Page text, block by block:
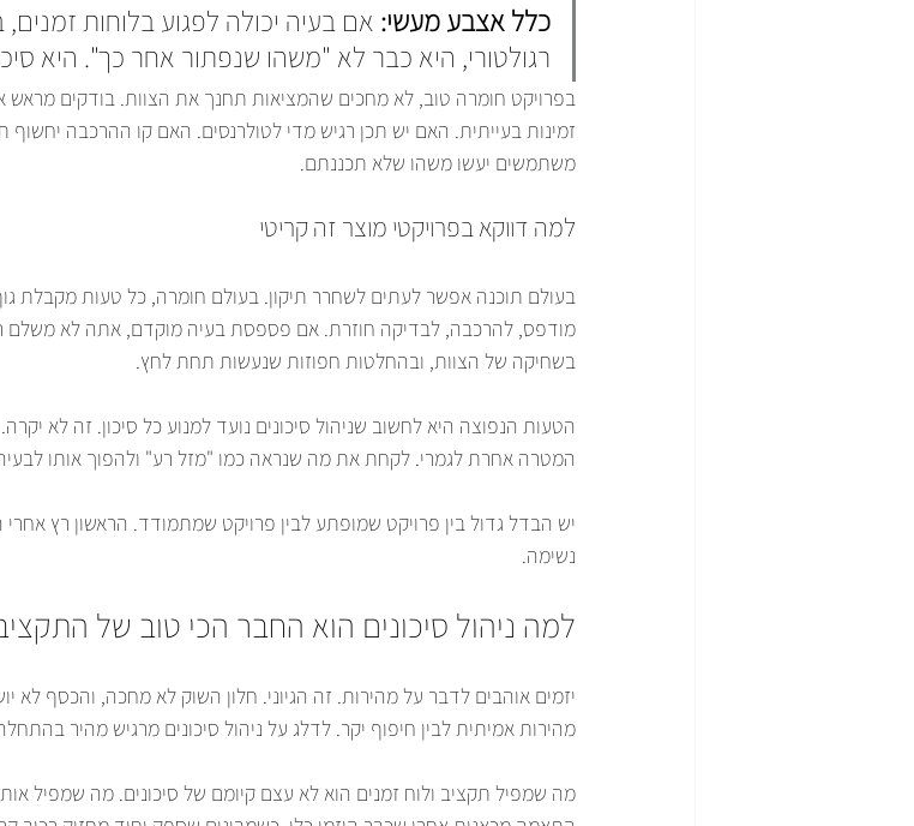
כלל אצבע מעשי: אם בעיה יכולה לפגוע בלוחות
רגולטורי, היא כבר לא "משהו שנפתור אחר כך". היא
בפרויקט חומרה טוב, לא מחכים שהמציאות תחנך את הצוות. בודקים מראש
זמינות בעייתית. האם יש תכן רגיש מדי לטולרנסים. האם קו ההרכבה יחשוף
משתמשים יעשו משהו שלא תכננתם.
למה דווקא בפרויקטי מוצר זה קריטי
בעולם תוכנה אפשר לעתים לשחרר תיקון. בעולם חומרה, כל טעות מקבלת
מודפס, להרכבה, לבדיקה חוזרת. אם פספסת בעיה מוקדם, אתה לא
בשחיקה של הצוות, ובהחלטות חפוזות שנעשות תחת לחץ.
הטעות הנפוצה היא לחשוב שניהול סיכונים נועד למנוע כל סיכון. זה לא
המטרה אחרת לגמרי. לקחת את מה שנראה כמו "מזל רע" ולהפוך אותו
יש הבדל גדול בין פרויקט שמופתע לבין פרויקט שמתמודד. הראשון רץ
נשימה.
למה ניהול סיכונים הוא החבר הכי טוב של
יזמים אוהבים לדבר על מהירות. זה הגיוני. חלון השוק לא מחכה, והכסף לא
מהירות אמיתית לבין חיפוף יקר. לדלג על ניהול סיכונים מרגיש מהיר
מה שמפיל תקציב ולוח זמנים הוא לא עצם קיומם של סיכונים. מה שמפיל